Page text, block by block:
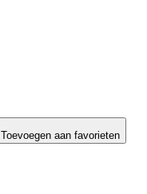
Toevoegen aan favorieten